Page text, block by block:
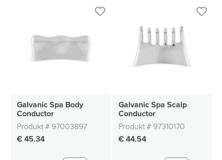
Galvanic Spa Body
Conductor
Produkt # 97003897
€ 45.34
Galvanic Spa Scalp
Conductor
Produkt # 97310170
€ 44.54